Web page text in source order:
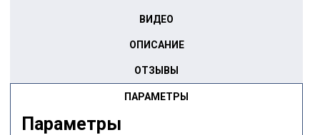
ПАРАМЕТРЫ
ВИДЕО
ОПИСАНИЕ
ОТЗЫВЫ
Параметры